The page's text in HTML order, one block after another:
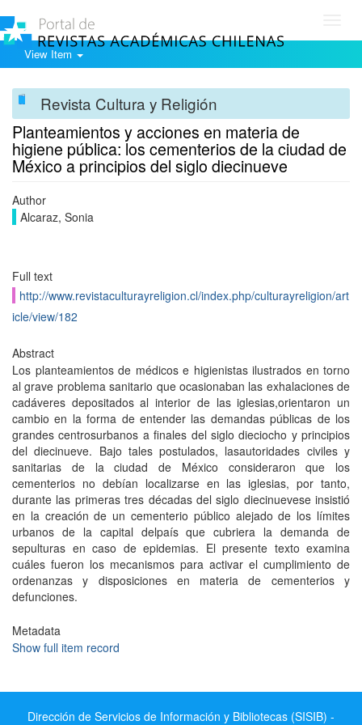
View Item
Revista Cultura y Religión
Planteamientos y acciones en materia de
higiene pública: los cementerios de la ciudad de
México a principios del siglo diecinueve
Author
Alcaraz, Sonia
Full text
http://www.revistaculturayreligion.cl/index.php/culturayreligion/art
icle/view/182
Abstract
Los planteamientos de médicos e higienistas ilustrados en torno
al grave problema sanitario que ocasionaban las exhalaciones de
cadáveres depositados al interior de las iglesias,orientaron un
cambio en la forma de entender las demandas públicas de los
grandes centrosurbanos a finales del siglo dieciocho y principios
del diecinueve. Bajo tales postulados, lasautoridades civiles y
sanitarias de la ciudad de México consideraron que los
cementerios no debían localizarse en las iglesias, por tanto,
durante las primeras tres décadas del siglo diecinuevese insistió
en la creación de un cementerio público alejado de los límites
urbanos de la capital delpaís que cubriera la demanda de
sepulturas en caso de epidemias. El presente texto examina
cuáles fueron los mecanismos para activar el cumplimiento de
ordenanzas y disposiciones en materia de cementerios y
defunciones.
Metadata
Show full item record
Dirección de Servicios de Información y Bibliotecas (SISIB) -